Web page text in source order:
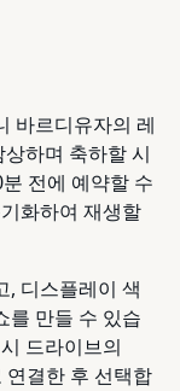
바르디유자의 레
하며 축하할 시
전에 예약할 수
화하여 재생할
, 디스플레이 색
를 만들 수 있습
드라이브의
결한 후 선택합